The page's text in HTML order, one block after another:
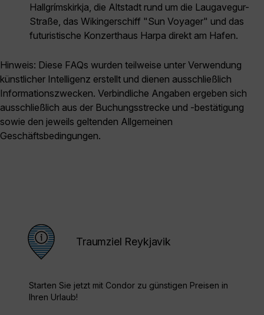
Hallgrímskirkja, die Altstadt rund um die Laugavegur-
Straße, das Wikingerschiff "Sun Voyager" und das
futuristische Konzerthaus Harpa direkt am Hafen.
Hinweis: Diese FAQs wurden teilweise unter Verwendung
künstlicher Intelligenz erstellt und dienen ausschließlich
Informationszwecken. Verbindliche Angaben ergeben sich
ausschließlich aus der Buchungsstrecke und -bestätigung
sowie den jeweils geltenden Allgemeinen
Geschäftsbedingungen.
Traumziel Reykjavik
Starten Sie jetzt mit Condor zu günstigen Preisen in
Ihren Urlaub!